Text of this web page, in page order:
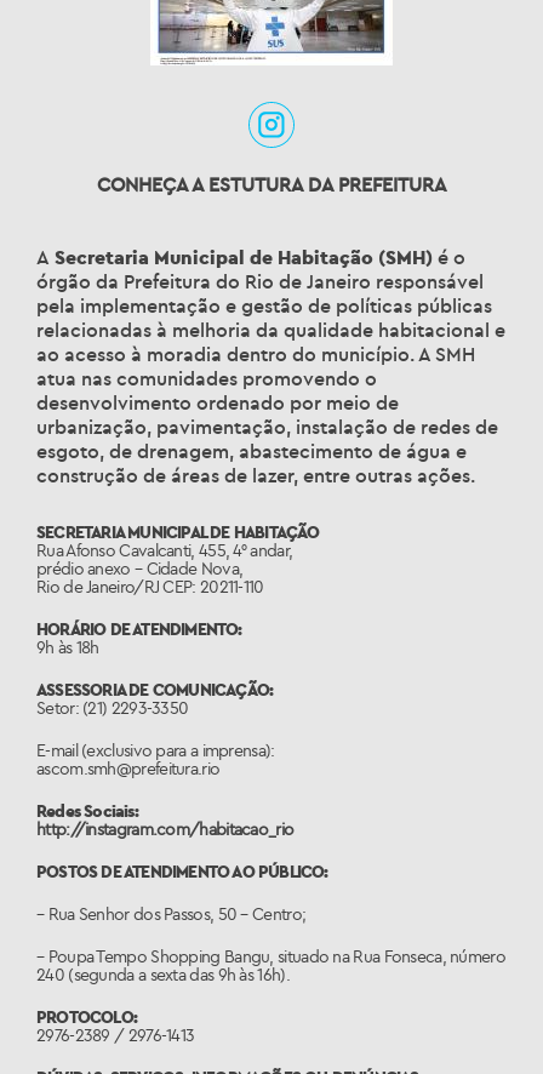
CONHEÇA A ESTUTURA DA PREFEITURA
A Secretaria Municipal de Habitação (SMH) é o
órgão da Prefeitura do Rio de Janeiro responsável
pela implementação e gestão de políticas públicas
relacionadas à melhoria da qualidade habitacional e
ao acesso à moradia dentro do município. A SMH
atua nas comunidades promovendo o
desenvolvimento ordenado por meio de
urbanização, pavimentação, instalação de redes de
esgoto, de drenagem, abastecimento de água e
construção de áreas de lazer, entre outras ações.
SECRETARIA MUNICIPAL DE HABITAÇÃO
Rua Afonso Cavalcanti, 455, 4° andar,
prédio anexo – Cidade Nova,
Rio de Janeiro/RJ CEP: 20211-110
HORÁRIO DE ATENDIMENTO:
9h às 18h
ASSESSORIA DE COMUNICAÇÃO:
Setor: (21) 2293-3350
E-mail (exclusivo para a imprensa):
ascom.smh@prefeitura.rio
Redes Sociais:
http://instagram.com/habitacao_rio
POSTOS DE ATENDIMENTO AO PÚBLICO:
– Rua Senhor dos Passos, 50 – Centro;
– Poupa Tempo Shopping Bangu, situado na Rua Fonseca, número
240 (segunda a sexta das 9h às 16h).
PROTOCOLO:
2976-2389 / 2976-1413